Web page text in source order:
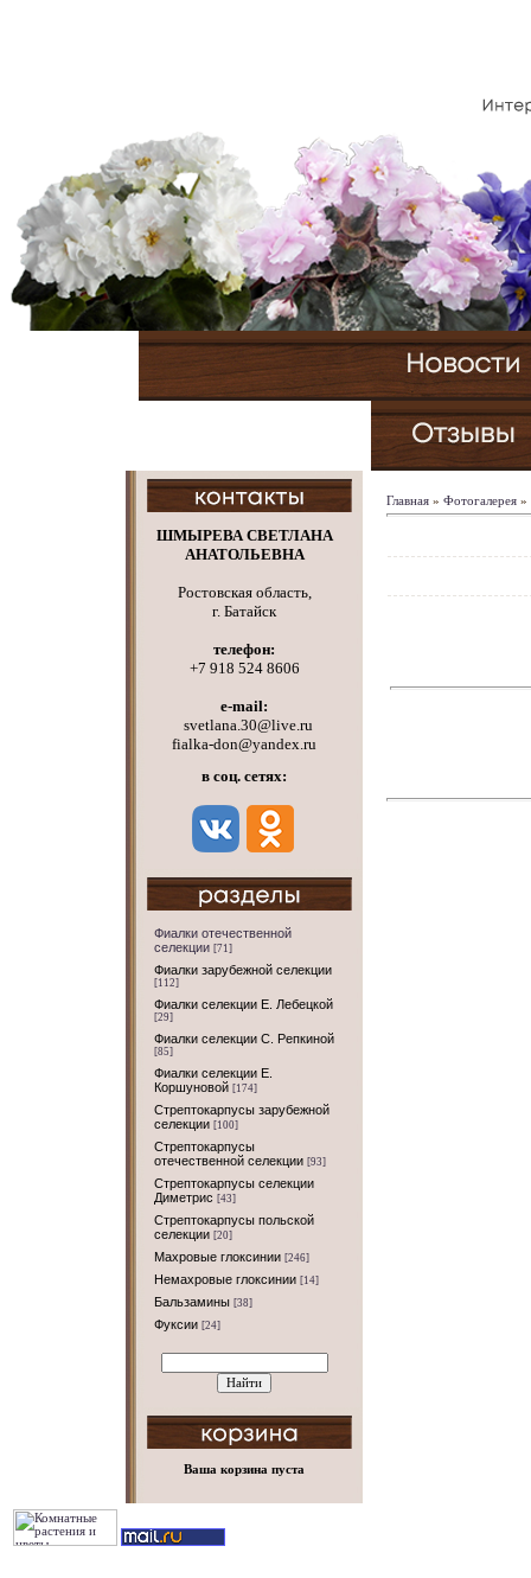
ШМЫРЕВА СВЕТЛАНА
АНАТОЛЬЕВНА
Ростовская область,
г. Батайск
телефон:
+7 918 524 8606
e-mail:
svetlana.30@live.ru
fialka-don@yandex.ru
в соц. сетях:
Фиалки отечественной
селекции [71]
Фиалки зарубежной селекции
[112]
Фиалки селекции Е. Лебецкой
[29]
Фиалки селекции С. Репкиной
[85]
Фиалки селекции Е.
Коршуновой [174]
Стрептокарпусы зарубежной
селекции [100]
Стрептокарпусы
отечественной селекции [93]
Стрептокарпусы селекции
Диметрис [43]
Стрептокарпусы польской
селекции [20]
Махровые глоксинии [246]
Немахровые глоксинии [14]
Бальзамины [38]
Фуксии [24]
Ваша корзина пуста
Главная » Фотогалерея »